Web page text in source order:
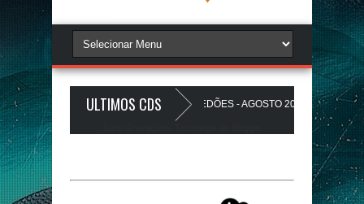
ULTIMOS CDS
PAREDÃO 17.0 - A PLAYLIST DOS PAREDÕES - AGOSTO 2026 - O ZeRo Um é
A Favela Ta Gostosa 5.0 - LANÇAMENTO - JUSSIGRAVACOES.com